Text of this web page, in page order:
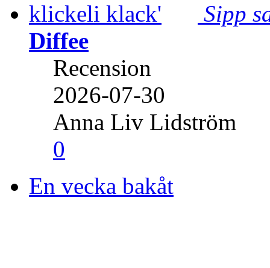
Sipp
Diffee
Recension
2026-07-30
Anna Liv Lidström
0
En vecka bakåt